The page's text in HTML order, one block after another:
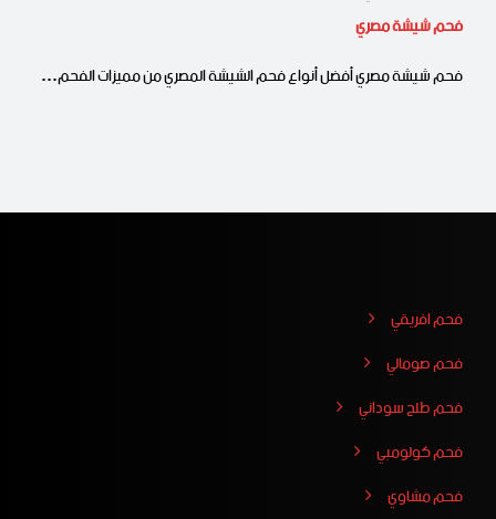
فحم شيشة مصري
فحم شيشة مصري أفضل أنواع فحم الشيشة المصري من مميزات الفحم…
فحم افريقي
فحم صومالي
فحم طلح سوداني
فحم كولومبي
فحم مشاوي